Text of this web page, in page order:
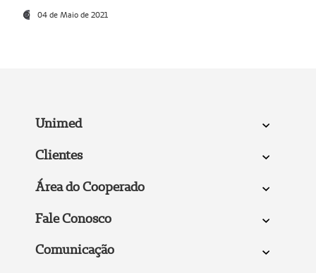
04 de Maio de 2021
Unimed
Clientes
Área do Cooperado
Fale Conosco
Comunicação